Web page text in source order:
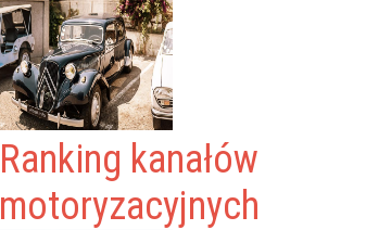
Ranking kanałów
motoryzacyjnych